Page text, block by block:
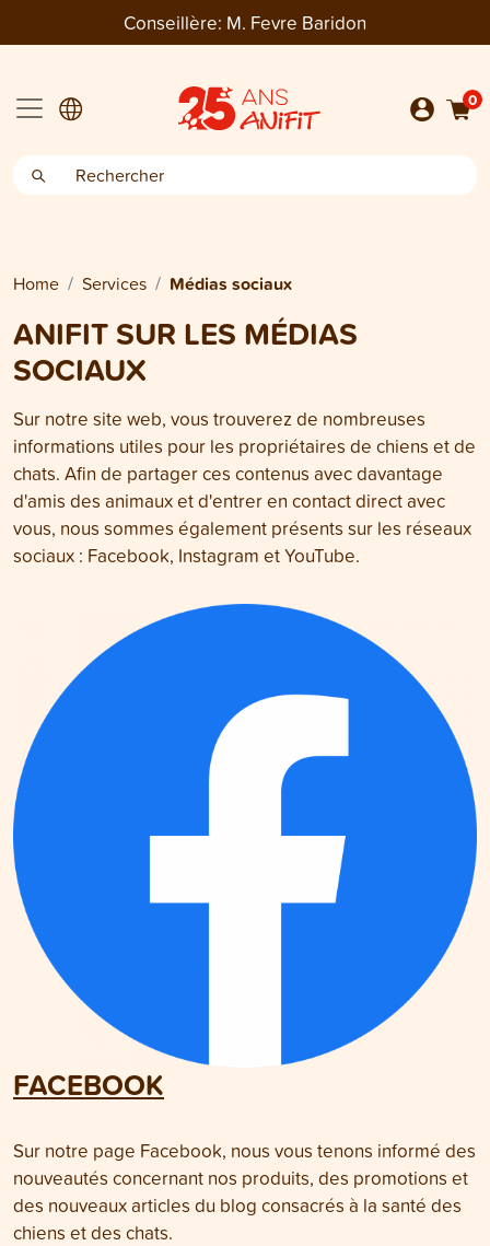
Conseillère: M. Fevre Baridon
0
Home Services Médias sociaux
ANIFIT SUR LES MÉDIAS
SOCIAUX
Sur notre site web, vous trouverez de nombreuses
informations utiles pour les propriétaires de chiens et de
chats. Afin de partager ces contenus avec davantage
d'amis des animaux et d'entrer en contact direct avec
vous, nous sommes également présents sur les réseaux
sociaux : Facebook, Instagram et YouTube.
FACEBOOK
Sur notre page Facebook, nous vous tenons informé des
nouveautés concernant nos produits, des promotions et
des nouveaux articles du blog consacrés à la santé des
chiens et des chats.